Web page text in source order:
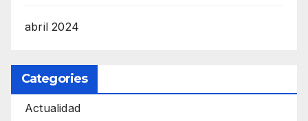
abril 2024
Categories
Actualidad